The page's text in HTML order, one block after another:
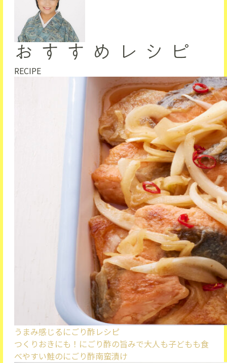
RECIPE
うまみ感じるにごり酢レシピ
つくりおきにも！にごり酢の旨みで大人も子どもも食
べやすい鮭のにごり酢南蛮漬け